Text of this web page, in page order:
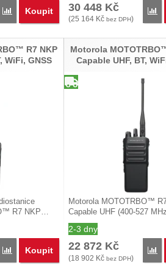
Přidat 'Motorola MOTOTRBO™ R7 FKP
Koupit 30 448 Kč
(25 164 Kč bez DPH)
R7 NKP
WiFi, GNSS
R7 NKP…
Přidat 'Motorola MOTOTRBO™ R7 NKP
Koupit
Motorola
Capable UHF, BT,
Motorola MOTOTRBO™
Capable UHF (400-527
2-3 dny
22 872 Kč
(18 902 Kč bez DPH)